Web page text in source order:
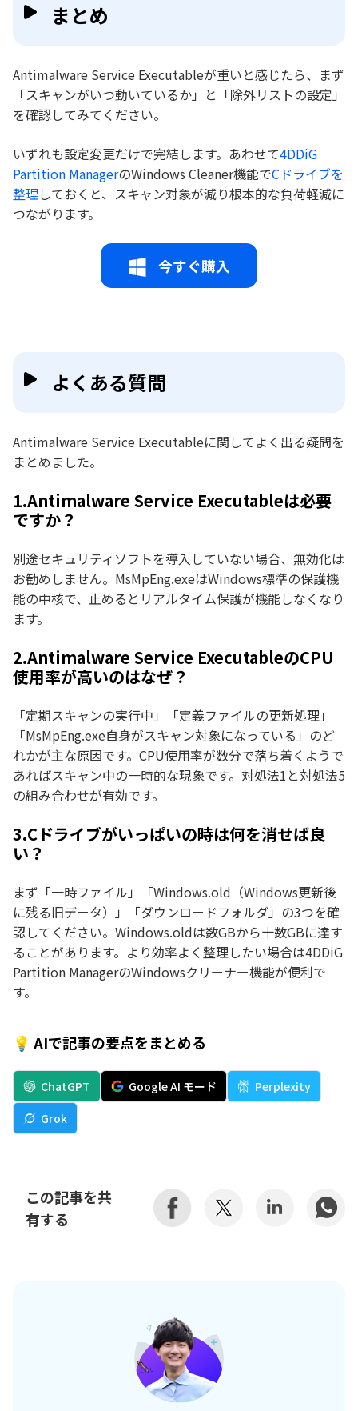
まとめ
Antimalware Service Executableが重いと感じたら、まず
「スキャンがいつ動いているか」と「除外リストの設定」
を確認してみてください。
いずれも設定変更だけで完結します。あわせて4DDiG
Partition ManagerのWindows Cleaner機能でCドライブを
整理しておくと、スキャン対象が減り根本的な負荷軽減に
つながります。
今すぐ購入
よくある質問
Antimalware Service Executableに関してよく出る疑問を
まとめました。
1.Antimalware Service Executableは必要
ですか？
別途セキュリティソフトを導入していない場合、無効化は
お勧めしません。MsMpEng.exeはWindows標準の保護機
能の中核で、止めるとリアルタイム保護が機能しなくなり
ます。
2.Antimalware Service ExecutableのCPU
使用率が高いのはなぜ？
「定期スキャンの実行中」「定義ファイルの更新処理」
「MsMpEng.exe自身がスキャン対象になっている」のど
れかが主な原因です。CPU使用率が数分で落ち着くようで
あればスキャン中の一時的な現象です。対処法1と対処法5
の組み合わせが有効です。
3.Cドライブがいっぱいの時は何を消せば良
い？
まず「一時ファイル」「Windows.old（Windows更新後
に残る旧データ）」「ダウンロードフォルダ」の3つを確
認してください。Windows.oldは数GBから十数GBに達す
ることがあります。より効率よく整理したい場合は4DDiG
Partition ManagerのWindowsクリーナー機能が便利で
す。
💡 AIで記事の要点をまとめる
ChatGPT Google AI モード
Perplexity
Grok
この記事を共
有する